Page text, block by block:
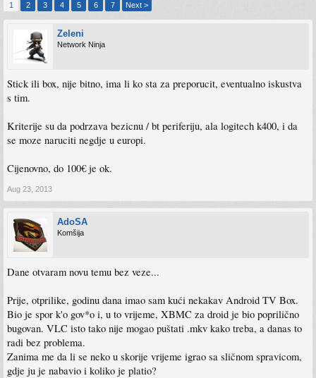
1 2 3 4 5 6 7 Next >
Zeleni
Network Ninja
Stick ili box, nije bitno, ima li ko sta za preporucit, eventualno iskustva
s tim.
Kriterije su da podrzava bezicnu / bt periferiju, ala logitech k400, i da
se moze naruciti negdje u europi.
Cijenovno, do 100€ je ok.
Aug 23, 2013
AdoSA
Komšija
Dane otvaram novu temu bez veze...
Prije, otprilike, godinu dana imao sam kući nekakav Android TV Box.
Bio je spor k'o gov*o i, u to vrijeme, XBMC za droid je bio poprilično
bugovan. VLC isto tako nije mogao puštati .mkv kako treba, a danas to
radi bez problema.
Zanima me da li se neko u skorije vrijeme igrao sa sličnom spravicom,
gdje ju je nabavio i koliko je platio?